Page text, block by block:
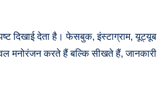
दिखाई देता है। फेसबुक, इंस्टाग्राम, यूट्यूब
मनोरंजन करते हैं बल्कि सीखते हैं, जानकारी